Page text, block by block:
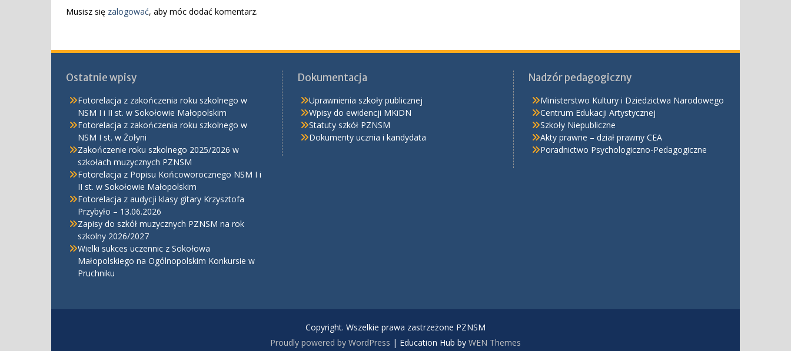
Musisz się zalogować, aby móc dodać komentarz.
Ostatnie wpisy
Fotorelacja z zakończenia roku szkolnego w
NSM I i II st. w Sokołowie Małopolskim
Fotorelacja z zakończenia roku szkolnego w
NSM I st. w Żołyni
Zakończenie roku szkolnego 2025/2026 w
szkołach muzycznych PZNSM
Fotorelacja z Popisu Końcoworocznego NSM I i
II st. w Sokołowie Małopolskim
Fotorelacja z audycji klasy gitary Krzysztofa
Przybyło – 13.06.2026
Zapisy do szkół muzycznych PZNSM na rok
szkolny 2026/2027
Wielki sukces uczennic z Sokołowa
Małopolskiego na Ogólnopolskim Konkursie w
Pruchniku
Dokumentacja
Uprawnienia szkoły publicznej
Wpisy do ewidencji MKiDN
Statuty szkół PZNSM
Dokumenty ucznia i kandydata
Nadzór pedagogiczny
Ministerstwo Kultury i Dziedzictwa Narodowego
Centrum Edukacji Artystycznej
Szkoły Niepubliczne
Akty prawne – dział prawny CEA
Poradnictwo Psychologiczno-Pedagogiczne
Copyright. Wszelkie prawa zastrzeżone PZNSM
Proudly powered by WordPress | Education Hub by WEN Themes